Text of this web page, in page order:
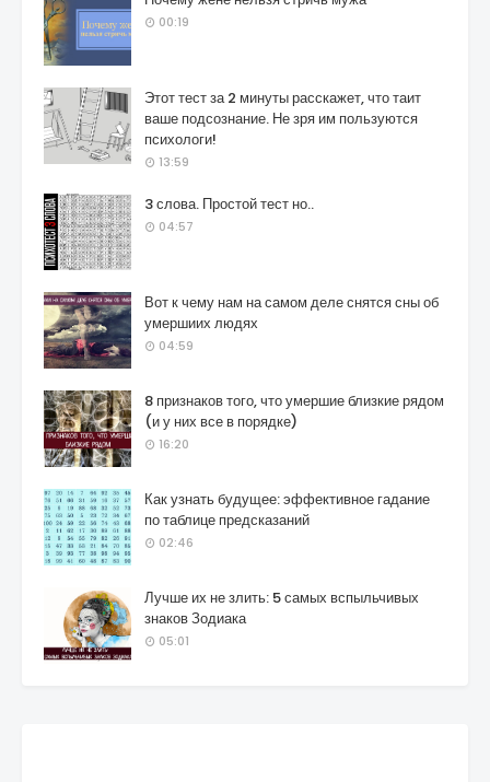
00:19
Этот тест за 2 минуты расскажет, что таит
ваше подсознание. Не зря им пользуются
психологи!
13:59
3 слова. Простой тест но..
04:57
Вот к чему нам на самом деле снятся сны об
умершиих людях
04:59
8 признаков того, что умершие близкие рядом
(и у них все в порядке)
16:20
Как узнать будущее: эффективное гадание
по таблице предсказаний
02:46
Лучше их не злить: 5 самых вспыльчивых
знаков Зодиака
05:01